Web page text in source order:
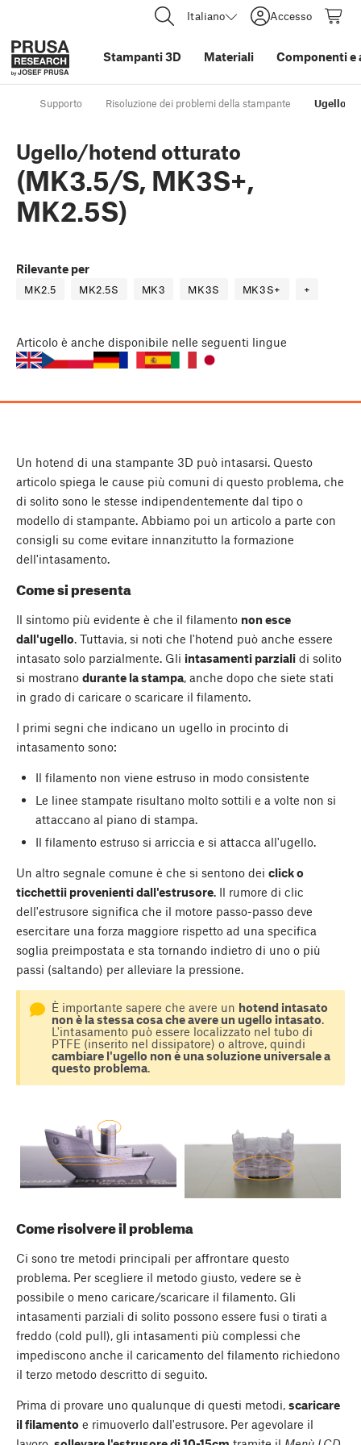
Italiano Accesso
Stampanti 3D Materiali Componenti e
Supporto Risoluzione dei problemi della stampante Ugello/
Ugello/hotend otturato
(MK3.5/S, MK3S+,
MK2.5S)
Rilevante per
MK2.5 MK2.5S MK3 MK3S MK3S+ +
Articolo è anche disponibile nelle seguenti lingue
Un hotend di una stampante 3D può intasarsi. Questo
articolo spiega le cause più comuni di questo problema, che
di solito sono le stesse indipendentemente dal tipo o
modello di stampante. Abbiamo poi un articolo a parte con
consigli su come evitare innanzitutto la formazione
dell'intasamento.
Come si presenta
Il sintomo più evidente è che il filamento non esce
dall'ugello. Tuttavia, si noti che l'hotend può anche essere
intasato solo parzialmente. Gli intasamenti parziali di solito
si mostrano durante la stampa, anche dopo che siete stati
in grado di caricare o scaricare il filamento.
I primi segni che indicano un ugello in procinto di
intasamento sono:
Il filamento non viene estruso in modo consistente
Le linee stampate risultano molto sottili e a volte non si
attaccano al piano di stampa.
Il filamento estruso si arriccia e si attacca all'ugello.
Un altro segnale comune è che si sentono dei click o
ticchettii provenienti dall'estrusore. Il rumore di clic
dell'estrusore significa che il motore passo-passo deve
esercitare una forza maggiore rispetto ad una specifica
soglia preimpostata e sta tornando indietro di uno o più
passi (saltando) per alleviare la pressione.
È importante sapere che avere un hotend intasato
non è la stessa cosa che avere un ugello intasato.
L'intasamento può essere localizzato nel tubo di
PTFE (inserito nel dissipatore) o altrove, quindi
cambiare l'ugello non è una soluzione universale a
questo problema.
Come risolvere il problema
Ci sono tre metodi principali per affrontare questo
problema. Per scegliere il metodo giusto, vedere se è
possibile o meno caricare/scaricare il filamento. Gli
intasamenti parziali di solito possono essere fusi o tirati a
freddo (cold pull), gli intasamenti più complessi che
impediscono anche il caricamento del filamento richiedono
il terzo metodo descritto di seguito.
Prima di provare uno qualunque di questi metodi, scaricare
il filamento e rimuoverlo dall'estrusore. Per agevolare il